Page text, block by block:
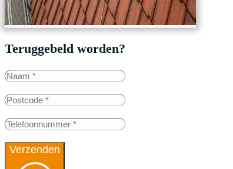
Teruggebeld worden?
Verzenden